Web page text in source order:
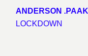
ANDERSON .PAAK
LOCKDOWN